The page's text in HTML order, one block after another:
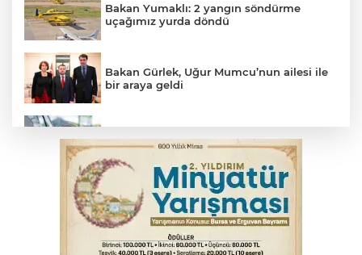
Bakan Yumaklı: 2 yangın söndürme
uçağımız yurda döndü
Bakan Gürlek, Uğur Mumcu’nun ailesi ile
bir araya geldi
yansıyacak mı?
Serbest piyasada döviz fiyatları